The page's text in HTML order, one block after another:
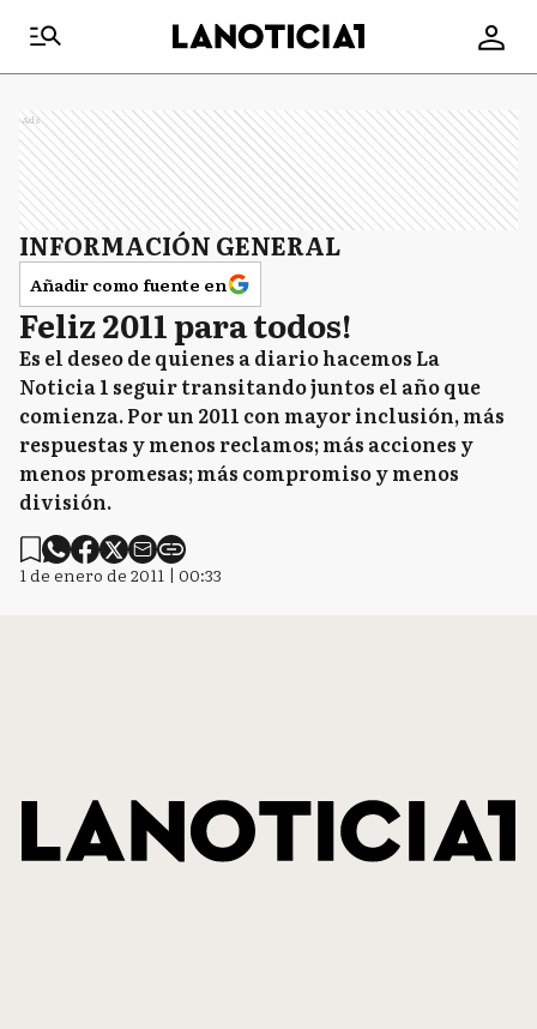
Ads
INFORMACIÓN GENERAL
Añadir como fuente en
Feliz 2011 para todos!
Es el deseo de quienes a diario hacemos La
Noticia 1 seguir transitando juntos el año que
comienza. Por un 2011 con mayor inclusión, más
respuestas y menos reclamos; más acciones y
menos promesas; más compromiso y menos
división.
1 de enero de 2011 | 00:33